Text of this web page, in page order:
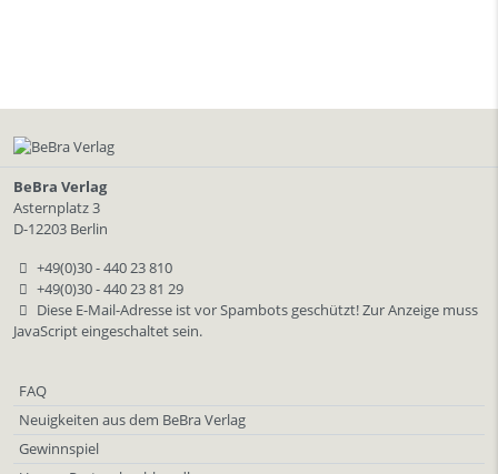
BeBra Verlag
Asternplatz 3
D-12203 Berlin
+49(0)30 - 440 23 810
+49(0)30 - 440 23 81 29
Diese E-Mail-Adresse ist vor Spambots geschützt! Zur Anzeige muss
JavaScript eingeschaltet sein.
FAQ
Neuigkeiten aus dem BeBra Verlag
Gewinnspiel